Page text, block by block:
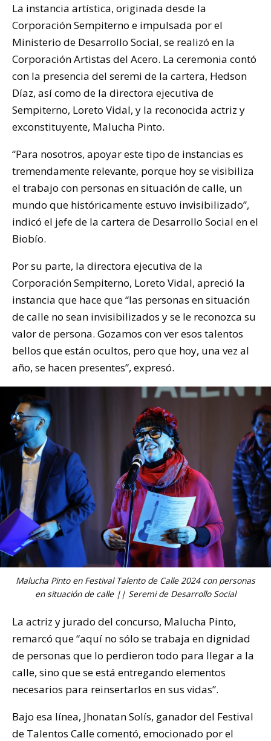
La instancia artística, originada desde la
Corporación Sempiterno e impulsada por el
Ministerio de Desarrollo Social, se realizó en la
Corporación Artistas del Acero. La ceremonia contó
con la presencia del seremi de la cartera, Hedson
Díaz, así como de la directora ejecutiva de
Sempiterno, Loreto Vidal, y la reconocida actriz y
exconstituyente, Malucha Pinto.
“Para nosotros, apoyar este tipo de instancias es
tremendamente relevante, porque hoy se visibiliza
el trabajo con personas en situación de calle, un
mundo que históricamente estuvo invisibilizado”,
indicó el jefe de la cartera de Desarrollo Social en el
Biobío.
Por su parte, la directora ejecutiva de la
Corporación Sempiterno, Loreto Vidal, apreció la
instancia que hace que “las personas en situación
de calle no sean invisibilizados y se le reconozca su
valor de persona. Gozamos con ver esos talentos
bellos que están ocultos, pero que hoy, una vez al
año, se hacen presentes”, expresó.
Malucha Pinto en Festival Talento de Calle 2024 con personas
en situación de calle || Seremi de Desarrollo Social
La actriz y jurado del concurso, Malucha Pinto,
remarcó que “aquí no sólo se trabaja en dignidad
de personas que lo perdieron todo para llegar a la
calle, sino que se está entregando elementos
necesarios para reinsertarlos en sus vidas”.
Bajo esa línea, Jhonatan Solís, ganador del Festival
de Talentos Calle comentó, emocionado por el